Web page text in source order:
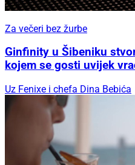
Za večeri bez žurbe
Ginfinity u Šibeniku
kojem se gosti uvijek
Uz Fenixe i chefa Dina Bebića